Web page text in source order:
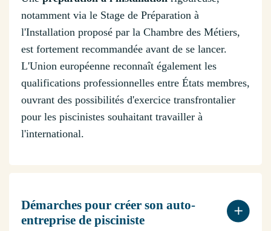
notamment via le Stage de Préparation à
l'Installation proposé par la Chambre des Métiers,
est fortement recommandée avant de se lancer.
L'Union européenne reconnaît également les
qualifications professionnelles entre États membres,
ouvrant des possibilités d'exercice transfrontalier
pour les piscinistes souhaitant travailler à
l'international.
Démarches pour créer son auto-
entreprise de pisciniste